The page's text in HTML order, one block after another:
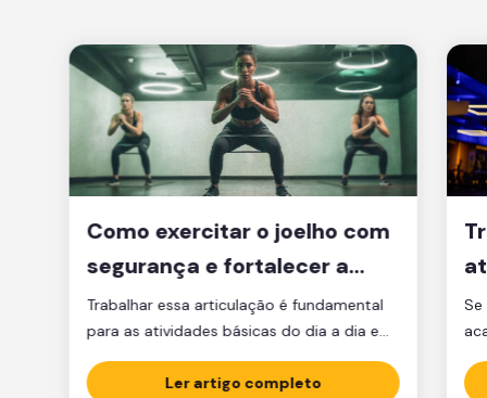
Como exercitar o joelho com
segurança e fortalecer a
articulação
Trabalhar essa articulação é fundamental
para as atividades básicas do dia a dia e
Ler artigo completo